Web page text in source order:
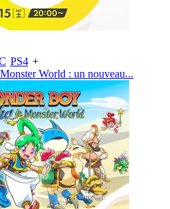
PS4 +
World : un nouveau...